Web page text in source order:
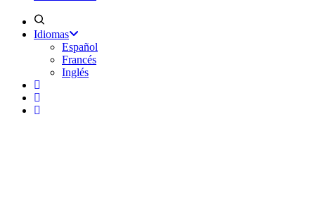
Idiomas
Español
Francés
Inglés